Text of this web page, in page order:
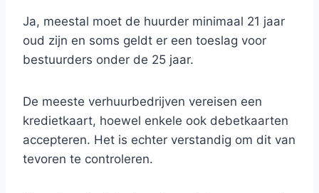
Ja, meestal moet de huurder minimaal 21 jaar
oud zijn en soms geldt er een toeslag voor
bestuurders onder de 25 jaar.
De meeste verhuurbedrijven vereisen een
kredietkaart, hoewel enkele ook debetkaarten
accepteren. Het is echter verstandig om dit van
tevoren te controleren.